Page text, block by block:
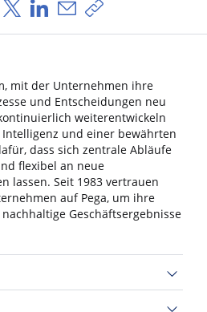
Über Facebook teilen
Über X teilen
Über LinkedIn teilen
Über E-Mail teilen
Link zum Teilen
mit der Unternehmen ihre
und Entscheidungen neu
weiterentwickeln
und einer bewährten
dass sich zentrale Abläufe
flexibel an neue
lassen. Seit 1983 vertrauen
auf Pega, um ihre
Geschäftsergebnisse